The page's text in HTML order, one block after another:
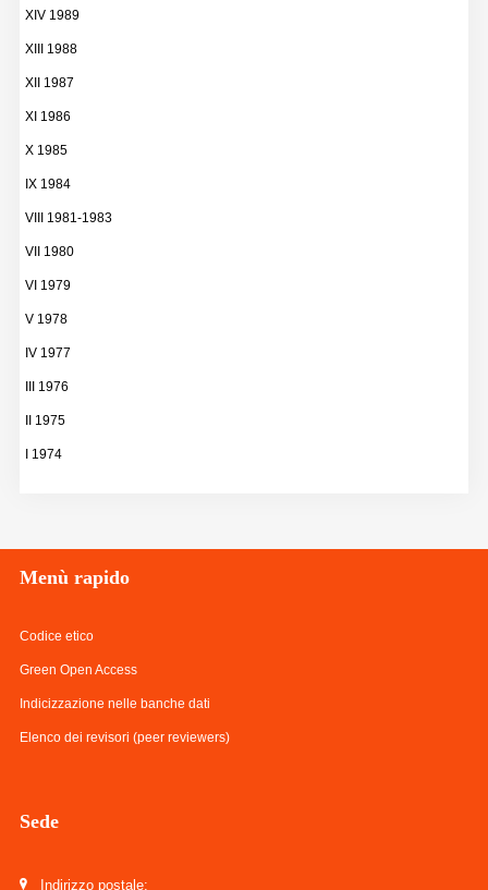
XIV 1989
XIII 1988
XII 1987
XI 1986
X 1985
IX 1984
VIII 1981-1983
VII 1980
VI 1979
V 1978
IV 1977
III 1976
II 1975
I 1974
Menù rapido
Codice etico
Green Open Access
Indicizzazione nelle banche dati
Elenco dei revisori (peer reviewers)
Sede
Indirizzo postale: